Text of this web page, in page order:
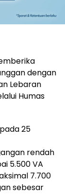
dengan
Lebaran
Humas
25
rendah
5.500 VA
7.700
sebesar